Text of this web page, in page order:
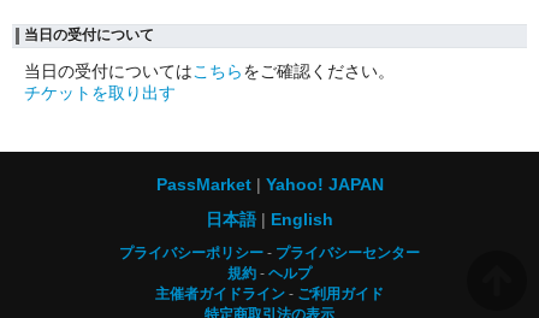
当日の受付について
当日の受付についてはこちらをご確認ください。
チケットを取り出す
PassMarket
Yahoo! JAPAN
日本語
English
プライバシーポリシー
プライバシーセンター
規約
ヘルプ
主催者ガイドライン
ご利用ガイド
特定商取引法の表示